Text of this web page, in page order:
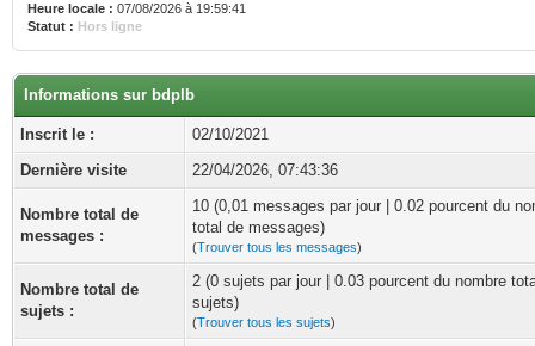
Heure locale : 07/08/2026 à 19:59:41
Statut : Hors ligne
Informations sur bdplb
Inscrit le :
02/10/2021
Dernière visite
22/04/2026, 07:43:36
Nombre total de
messages :
10 (0,01 messages par jour | 0.02 pourcent du
total de messages)
(Trouver tous les messages)
Nombre total de
sujets :
2 (0 sujets par jour | 0.03 pourcent du nombre
sujets)
(Trouver tous les sujets)